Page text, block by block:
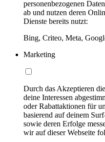
personenbezogenen
ab und nutzen deren
Dienste bereits nutzt:
Bing, Criteo, Meta,
Marketing
Durch das Akzeptieren
deine Interessen
oder Rabattaktionen für
basierend auf deinem
sowie deren Erfolge
wir auf dieser Webseite